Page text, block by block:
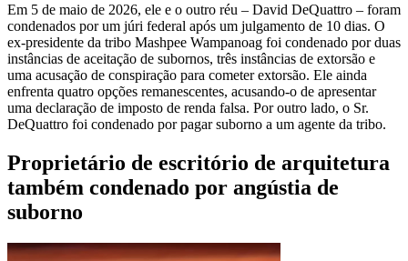
Em 5 de maio de 2026, ele e o outro réu – David DeQuattro – foram
condenados por um júri federal após um julgamento de 10 dias. O
ex-presidente da tribo Mashpee Wampanoag foi condenado por duas
instâncias de aceitação de subornos, três instâncias de extorsão e
uma acusação de conspiração para cometer extorsão. Ele ainda
enfrenta quatro opções remanescentes, acusando-o de apresentar
uma declaração de imposto de renda falsa. Por outro lado, o Sr.
DeQuattro foi condenado por pagar suborno a um agente da tribo.
Proprietário de escritório de arquitetura
também condenado por angústia de
suborno